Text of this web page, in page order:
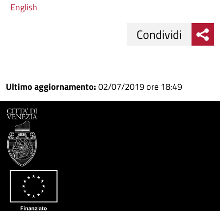
English
su
Facebook
Condividi
su
Condividi
Condividi
Ultimo aggiornamento:02/07/2019 ore 18:49